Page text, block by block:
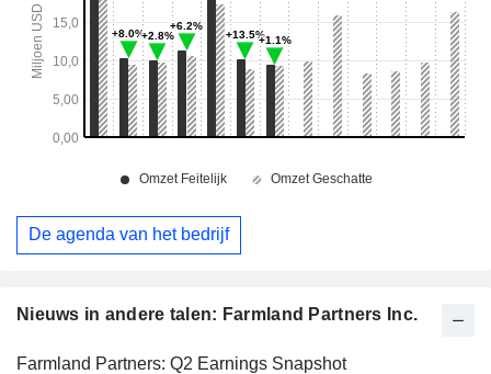
Nieuws in andere talen: Farmland Partners Inc.
Farmland Partners: Q2 Earnings Snapshot
De agenda van het bedrijf